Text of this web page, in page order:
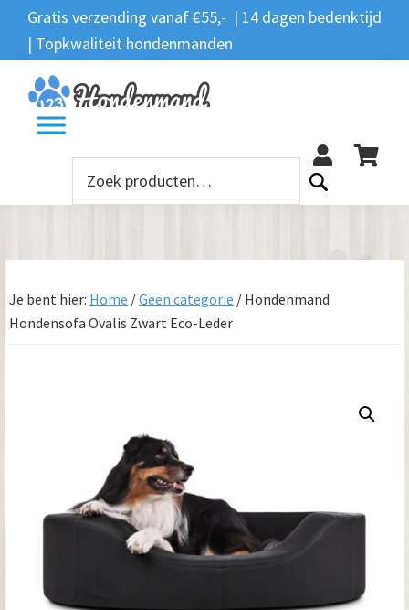
Spring
naar
de
hoofdnavigatie
Door
naar
de
hoofd
inhoud
Spring
naar
de
voettekst
Gratis verzending vanaf €55,- | 14 dagen bedenktijd
| Topkwaliteit hondenmanden
Zoeken
Zoeken
naar:
Je bent hier: Home /Geen categorie / Hondenmand
Hondensofa Ovalis Zwart Eco-Leder